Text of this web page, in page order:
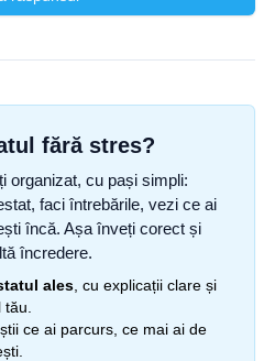
fără stres?
organizat, cu pași simpli:
faci întrebările, vezi ce ai
încă. Așa înveți corect și
încredere.
ales , cu explicații clare și
ce ai parcurs, ce mai ai de